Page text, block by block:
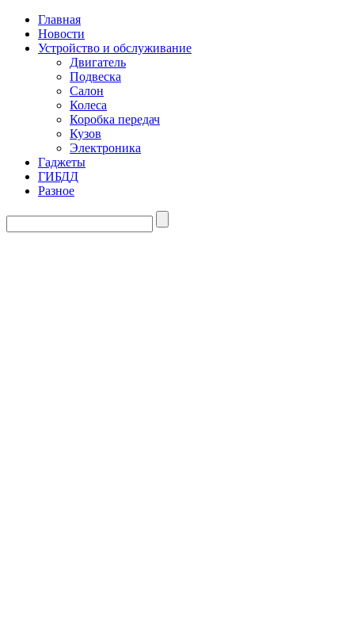
Главная
Новости
Устройство и обслуживание
Двигатель
Подвеска
Салон
Колеса
Коробка передач
Кузов
Электроника
Гаджеты
ГИБДД
Разное